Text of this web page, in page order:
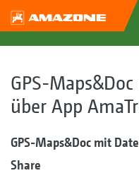
GPS-
über App
GPS-Maps&Doc mit
Share